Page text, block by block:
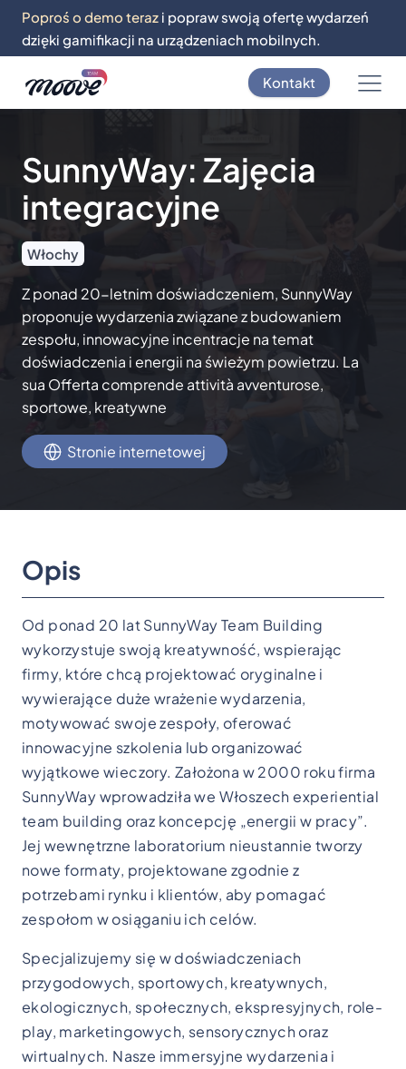
Poproś o demo teraz i popraw swoją ofertę wydarzeń
dzięki gamifikacji na urządzeniach mobilnych.
Kontakt
SunnyWay: Zajęcia
integracyjne
Włochy
Z ponad 20-letnim doświadczeniem, SunnyWay
proponuje wydarzenia związane z budowaniem
zespołu, innowacyjne incentracje na temat
doświadczenia i energii na świeżym powietrzu. La
sua Offerta comprende attività avventurose,
sportowe, kreatywne
Stronie internetowej
Opis
Od ponad 20 lat SunnyWay Team Building
wykorzystuje swoją kreatywność, wspierając
firmy, które chcą projektować oryginalne i
wywierające duże wrażenie wydarzenia,
motywować swoje zespoły, oferować
innowacyjne szkolenia lub organizować
wyjątkowe wieczory. Założona w 2000 roku firma
SunnyWay wprowadziła we Włoszech experiential
team building oraz koncepcję „energii w pracy”.
Jej wewnętrzne laboratorium nieustannie tworzy
nowe formaty, projektowane zgodnie z
potrzebami rynku i klientów, aby pomagać
zespołom w osiąganiu ich celów.
Specjalizujemy się w doświadczeniach
przygodowych, sportowych, kreatywnych,
ekologicznych, społecznych, ekspresyjnych, role-
play, marketingowych, sensorycznych oraz
wirtualnych. Nasze immersyjne wydarzenia i